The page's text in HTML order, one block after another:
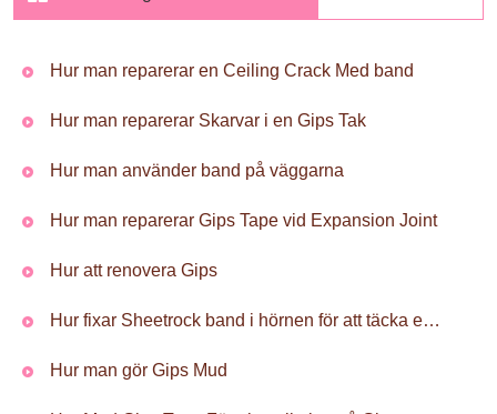
Hur man reparerar en Ceiling Crack Med band
Hur man reparerar Skarvar i en Gips Tak
Hur man använder band på väggarna
Hur man reparerar Gips Tape vid Expansion Joint
Hur att renovera Gips
Hur fixar Sheetrock band i hörnen för att täcka en Crack
Hur man gör Gips Mud